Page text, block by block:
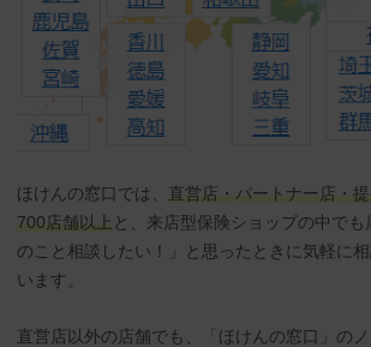
ほけんの窓口では、 直営店・パートナー店・
700店舗以上 と、来店型保険ショップの中で
のこと相談したい！」と思ったときに気軽に
います。
直営店以外の店舗でも、「ほけんの窓口」の